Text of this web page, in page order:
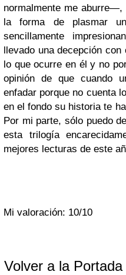
normalmente me
la forma de plasmar
sencillamente
llevado una decepción
lo que ocurre en él y no
opinión de que cuando
enfadar porque no cuenta
en el fondo su historia te
Por mi parte, sólo puedo
esta trilogía
mejores lecturas de este
Mi valoración: 10/10
Volver a la Portada